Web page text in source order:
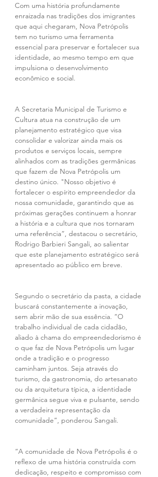
Com uma história profundamente
enraizada nas tradições dos imigrantes
que aqui chegaram, Nova Petrópolis
tem no turismo uma ferramenta
essencial para preservar e fortalecer sua
identidade, ao mesmo tempo em que
impulsiona o desenvolvimento
econômico e social.
A Secretaria Municipal de Turismo e
Cultura atua na construção de um
planejamento estratégico que visa
consolidar e valorizar ainda mais os
produtos e serviços locais, sempre
alinhados com as tradições germânicas
que fazem de Nova Petrópolis um
destino único. "Nosso objetivo é
fortalecer o espírito empreendedor da
nossa comunidade, garantindo que as
próximas gerações continuem a honrar
a história e a cultura que nos tornaram
uma referência”, destacou o secretário,
Rodrigo Barbieri Sangali, ao salientar
que este planejamento estratégico será
apresentado ao público em breve.
Segundo o secretário da pasta, a cidade
buscará constantemente a inovação,
sem abrir mão de sua essência. “O
trabalho individual de cada cidadão,
aliado à chama do empreendedorismo é
o que faz de Nova Petrópolis um lugar
onde a tradição e o progresso
caminham juntos. Seja através do
turismo, da gastronomia, do artesanato
ou da arquitetura típica, a identidade
germânica segue viva e pulsante, sendo
a verdadeira representação da
comunidade”, ponderou Sangali.
“A comunidade de Nova Petrópolis é o
reflexo de uma história construída com
dedicação, respeito e compromisso com